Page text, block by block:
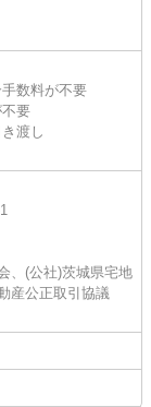
数料が不要
要
渡し
、(公社)茨城県宅地
産公正取引協議